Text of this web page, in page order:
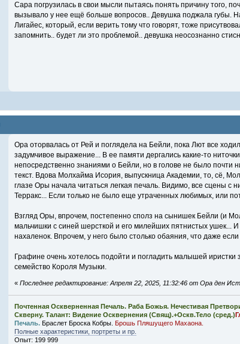
Сара погрузилась в свои мысли пытаясь понять причину того,
вызывало у нее ещё больше вопросов.. Девушка поджала губы.
Лигайес, который, если верить тому что говорят, тоже
запомнить.. будет ли это проблемой.. девушка неосознанно
Ора оторвалась от Рей и поглядела на Бейли, пока Лют все
задумчивое выражение... В ее памяти дергались какие-то
непосредственно знаниями о Бейли, но в голове не было почти
текст. Вдова Молхайма Исория, выпускница Академии, то, сё,
глазе Оры начала читаться легкая печаль. Видимо, все сцены
Терракс... Если только не было еще утраченных любимых, или
Взгляд Оры, впрочем, постепенно сполз на сынишек Бейли (и
мальчишки с синей шерсткой и его милейших пятнистых ушек...
нахаленок. Впрочем, у него было столько обаяния, что даже
Графине очень хотелось подойти и погладить малышей
семейство Короля Музыки.
«Последнее редактирование: Апреля 22, 2025, 11:32:46 от Ора ден
Почтенная Оскверненная Печаль. Раба Божья. Нечестивая
Скверну. Талант: Видение Осквернения (Свящ).+Оскв.Тело (сред.)
Печаль. Браслет Броска Кобры.Брошь Пляшущего Махаона.
Полные характеристики, портреты и пр.
Опыт: 199 999